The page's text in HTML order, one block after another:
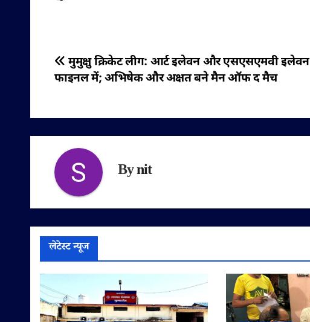
पोस्ट
नेविगेशन
मुमुक्षु क्रिकेट लीग: आर्ट इलेवन और एसएसएमवी इलेवन
फाइनल में; अभिषेक और अक्षत बने मैन ऑफ द मैच
Bynit
लेटेस्ट न्यूज